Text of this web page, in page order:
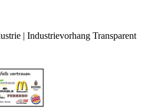
| Industrievorhang Transparent